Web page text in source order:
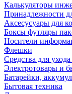
Калькуляторы
Принадлежности
Аксесусуары для
Боксы футляры
Носители
Флешки
Средства для
Электротовары и
Батарейки,
Бытовая техника